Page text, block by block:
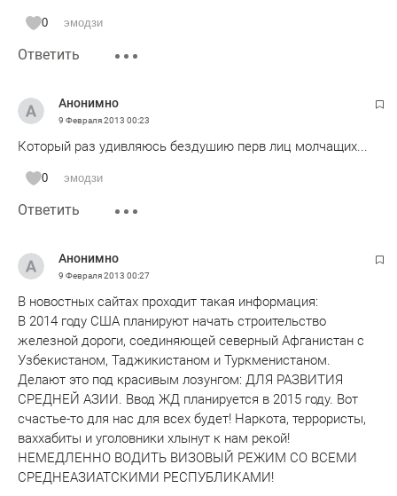
0 эмодзи
Ответить
Анонимно
9 Февраля 2013 00:23
Который раз удивляюсь бездушию перв лиц молчащих...
0 эмодзи
Ответить
Анонимно
9 Февраля 2013 00:27
В новостных сайтах проходит такая информация:
В 2014 году США планируют начать строительство
железной дороги, соединяющей северный Афганистан с
Узбекистаном, Таджикистаном и Туркменистаном.
Делают это под красивым лозунгом: ДЛЯ РАЗВИТИЯ
СРЕДНЕЙ АЗИИ. Ввод ЖД планируется в 2015 году. Вот
счастье-то для нас для всех будет! Наркота, террористы,
ваххабиты и уголовники хлынут к нам рекой!
НЕМЕДЛЕННО ВОДИТЬ ВИЗОВЫЙ РЕЖИМ СО ВСЕМИ
СРЕДНЕАЗИАТСКИМИ РЕСПУБЛИКАМИ!